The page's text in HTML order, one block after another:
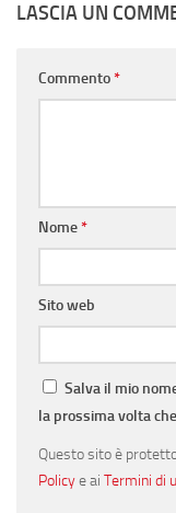
LASCIA UN
Commento*
Nome*
Sito web
Salva il mio
la prossima volta
Questo sito è
Policye ai Termini di